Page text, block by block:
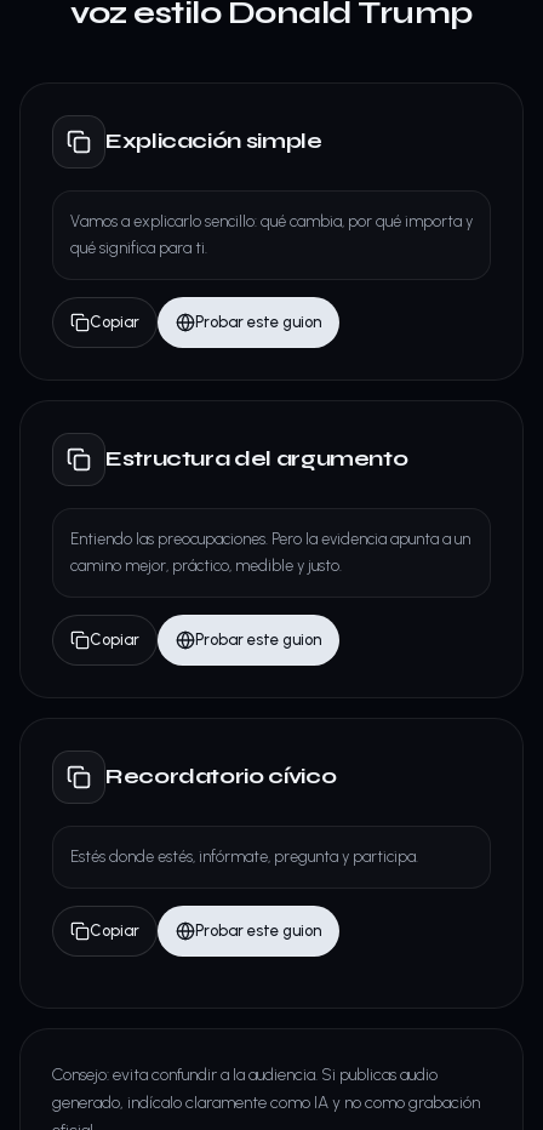
voz estilo Donald Trump
Explicación simple
Vamos a explicarlo sencillo: qué cambia, por qué importa y
qué significa para ti.
Copiar Probar este guion
Estructura del argumento
Entiendo las preocupaciones. Pero la evidencia apunta a un
camino mejor, práctico, medible y justo.
Copiar Probar este guion
Recordatorio cívico
Estés donde estés, infórmate, pregunta y participa.
Copiar Probar este guion
Consejo: evita confundir a la audiencia. Si publicas audio
generado, indícalo claramente como IA y no como grabación